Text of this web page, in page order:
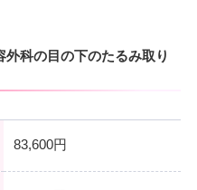
科の目の下のたるみ取り
83,600円